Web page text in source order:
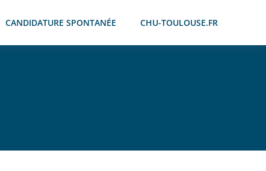
CANDIDATURE SPONTANÉE CHU-TOULOUSE.FR